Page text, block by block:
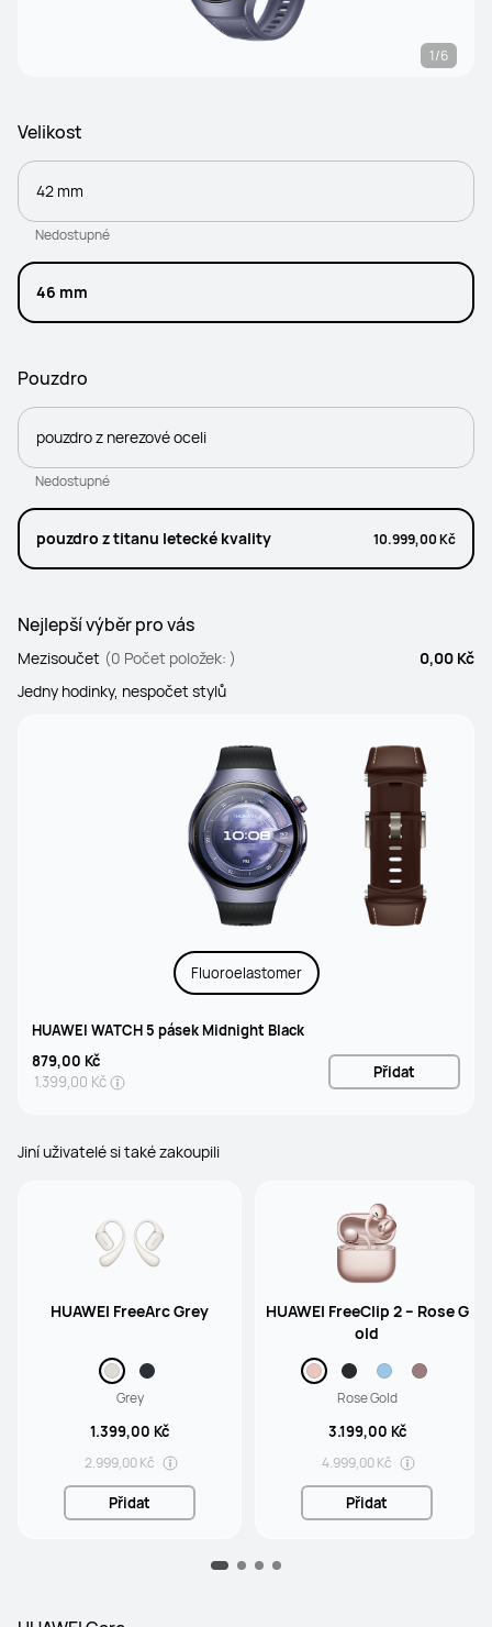
1/6
Velikost
42 mm
Nedostupné
46 mm
Pouzdro
pouzdro z nerezové oceli
Nedostupné
pouzdro z titanu letecké kvality 10.999,00 Kč
Nejlepší výběr pro vás
Mezisoučet (0 Počet položek: )
0,00 Kč
Jedny hodinky, nespočet stylů
Fluoroelastomer
HUAWEI WATCH 5 pásek Midnight Black
879,00 Kč
1.399,00 Kč
Přidat
Jiní uživatelé si také zakoupili
HUAWEI FreeArc Grey
Grey
1.399,00 Kč
2.999,00 Kč
Přidat
HUAWEI FreeClip 2 – Rose G
old
Rose Gold
3.199,00 Kč
4.999,00 Kč
Přidat